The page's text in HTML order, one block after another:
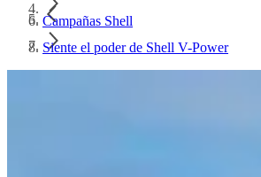
Campañas Shell
Siente el poder de Shell V-Power